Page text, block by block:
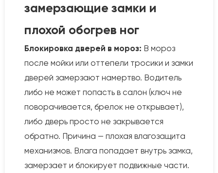
замерзающие замки и
плохой обогрев ног
Блокировка дверей в мороз: В мороз
после мойки или оттепели тросики и замки
дверей замерзают намертво. Водитель
либо не может попасть в салон (ключ не
поворачивается, брелок не открывает),
либо дверь просто не закрывается
обратно. Причина — плохая влагозащита
механизмов. Влага попадает внутрь замка,
замерзает и блокирует подвижные части.